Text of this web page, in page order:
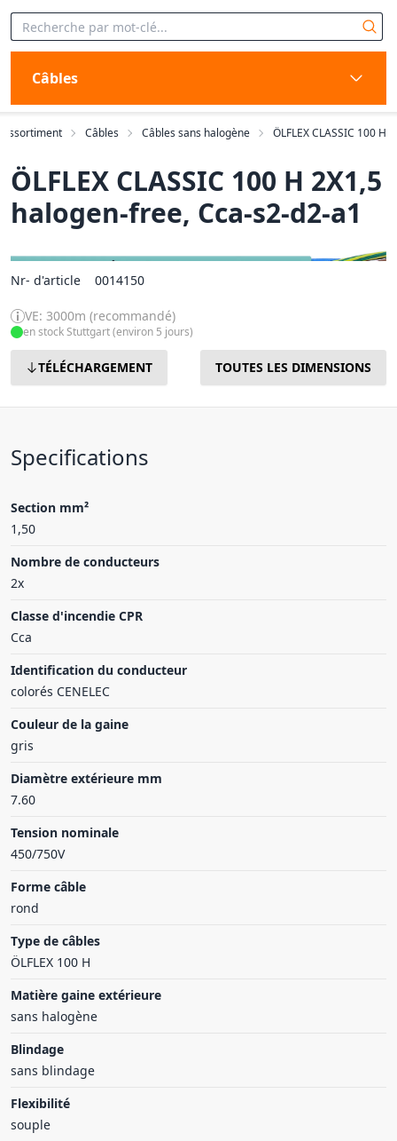
Câbles
Assortiment Câbles Câbles sans halogène ÖLFLEX CLASSIC 100 H
ÖLFLEX CLASSIC 100 H 2X1,5
halogen-free, Cca-s2-d2-a1
Nr- d'article 0014150
VE: 3000m (recommandé)
en stock Stuttgart (environ 5 jours)
TÉLÉCHARGEMENT TOUTES LES DIMENSIONS
Specifications
Section mm²
1,50
Nombre de conducteurs
2x
Classe d'incendie CPR
Cca
Identification du conducteur
colorés CENELEC
Couleur de la gaine
gris
Diamètre extérieure mm
7.60
Tension nominale
450/750V
Forme câble
rond
Type de câbles
ÖLFLEX 100 H
Matière gaine extérieure
sans halogène
Blindage
sans blindage
Flexibilité
souple